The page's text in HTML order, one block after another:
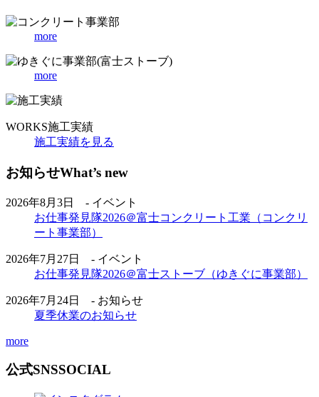
more
more
WORKS施工実績
施工実績を見る
お知らせWhat’s new
2026年8月3日 - イベント
お仕事発見隊2026＠富士コンクリート工業（コンクリ
ート事業部）
2026年7月27日 - イベント
お仕事発見隊2026＠富士ストーブ（ゆきぐに事業部）
2026年7月24日 - お知らせ
夏季休業のお知らせ
more
公式SNSSOCIAL